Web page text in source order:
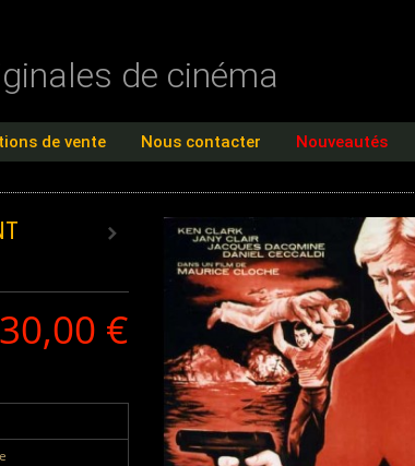
de cinéma
de vente Nous contacter Nouveautés
30,00 €